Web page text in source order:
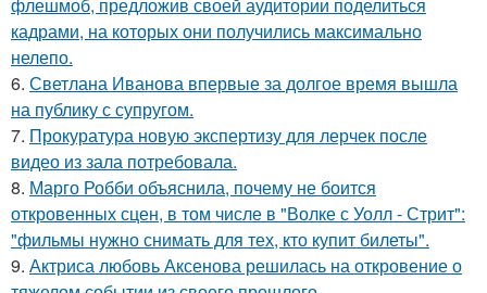
флешмоб, предложив своей аудитории поделиться
кадрами, на которых они получились максимально
нелепо.
6. Светлана Иванова впервые за долгое время вышла
на публику с супругом.
7. Прокуратура новую экспертизу для лерчек после
видео из зала потребовала.
8. Марго Робби объяснила, почему не боится
откровенных сцен, в том числе в "Волке с Уолл - Стрит":
"фильмы нужно снимать для тех, кто купит билеты".
9. Актриса любовь Аксенова решилась на откровение о